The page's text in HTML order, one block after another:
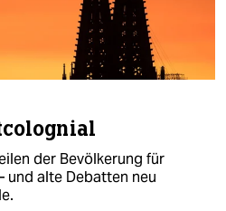
der Bevölkerung für
und alte Debatten neu